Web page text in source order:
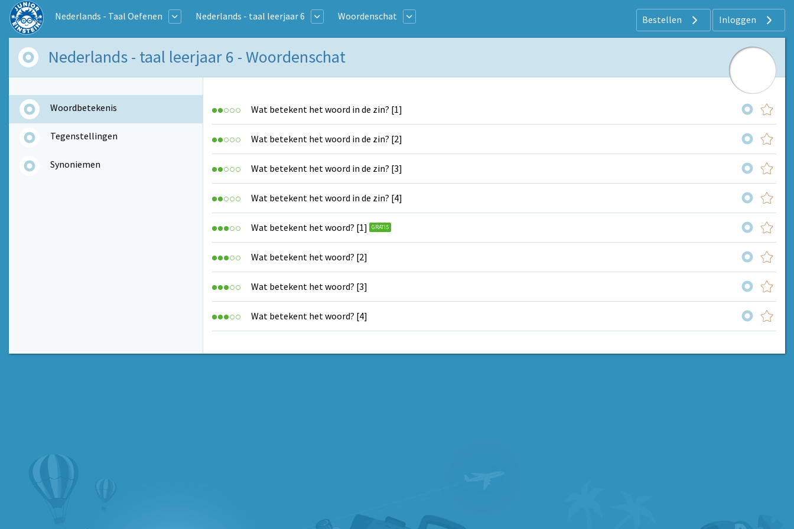
Nederlands - Taal Oefenen Nederlands - taal leerjaar 6 Woordenschat Bestellen Inloggen
Nederlands - taal leerjaar 6 - Woordenschat
Woordbetekenis
Tegenstellingen
Synoniemen
Wat betekent het woord in de zin? [1]
Wat betekent het woord in de zin? [2]
Wat betekent het woord in de zin? [3]
Wat betekent het woord in de zin? [4]
Wat betekent het woord? [1] GRATIS
Wat betekent het woord? [2]
Wat betekent het woord? [3]
Wat betekent het woord? [4]